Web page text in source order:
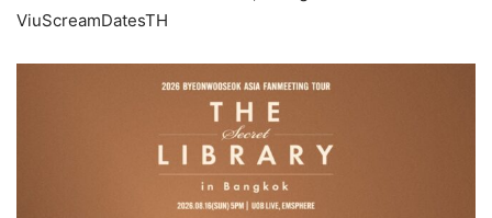
ViuScreamDatesTH